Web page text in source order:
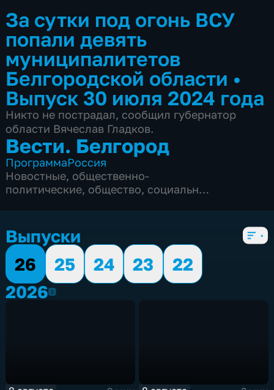
За сутки под огонь ВСУ
попали девять
муниципалитетов
Белгородской области •
Выпуск 30 июля 2024 года
Никто не пострадал, сообщил губернатор
области Вячеслав Гладков.
Вести. Белгород
ПрограммаРоссия
Новостные, общественно-
политические, общество, социально-
Выпуски
26
25 24 23
22
20262026